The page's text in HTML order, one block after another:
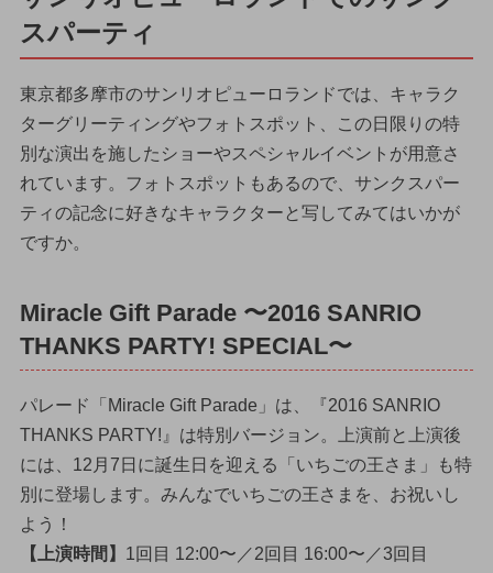
スパーティ
東京都多摩市のサンリオピューロランドでは、キャラク
ターグリーティングやフォトスポット、この日限りの特
別な演出を施したショーやスペシャルイベントが用意さ
れています。フォトスポットもあるので、サンクスパー
ティの記念に好きなキャラクターと写してみてはいかが
ですか。
Miracle Gift Parade 〜2016 SANRIO
THANKS PARTY! SPECIAL〜
パレード「Miracle Gift Parade」は、『2016 SANRIO
THANKS PARTY!』は特別バージョン。上演前と上演後
には、12月7日に誕生日を迎える「いちごの王さま」も特
別に登場します。みんなでいちごの王さまを、お祝いし
よう！
【上演時間】 1回目 12:00〜／2回目 16:00〜／3回目